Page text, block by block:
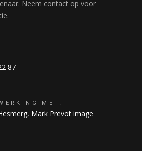
Neem contact op voor
87
MET:
Mark Prevot image